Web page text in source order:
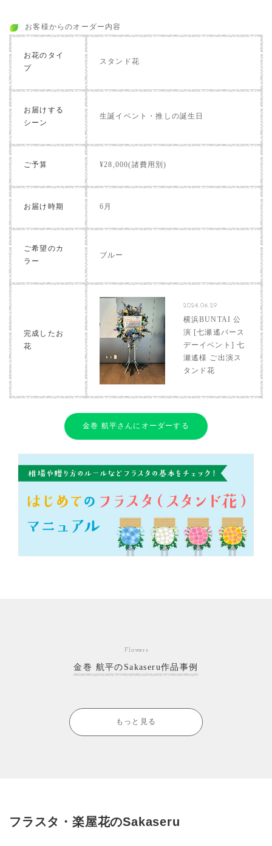
お客様からのオーダー内容
お花のタイ
プ
スタンド花
お届けする
シーン
生誕イベント・推しの誕生日
ご予算 ¥28,000(諸費用別)
お届け時期 6月
ご希望のカ
ラー
ブルー
完成したお
花
2024.06.29
横浜BUNTAI 公
演 [七瀬遙バース
デーイベント] 七
瀬遙様 ご出演ス
タンド花
金巻 航平さんにオーダーする
Flowers
金巻 航平のSakaseru作品事例
もっと見る
フラスタ・楽屋花のSakaseru